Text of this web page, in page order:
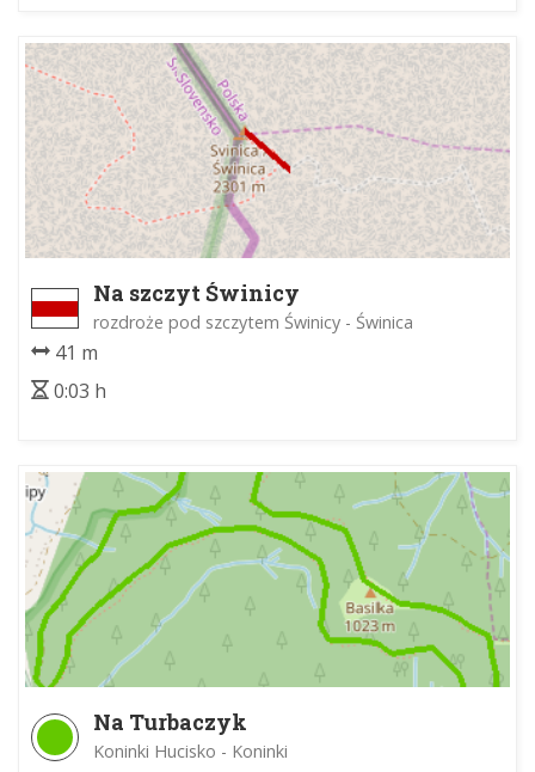
Na szczyt Świnicy
rozdroże pod szczytem Świnicy - Świnica
41 m
0:03 h
Na Turbaczyk
Koninki Hucisko - Koninki